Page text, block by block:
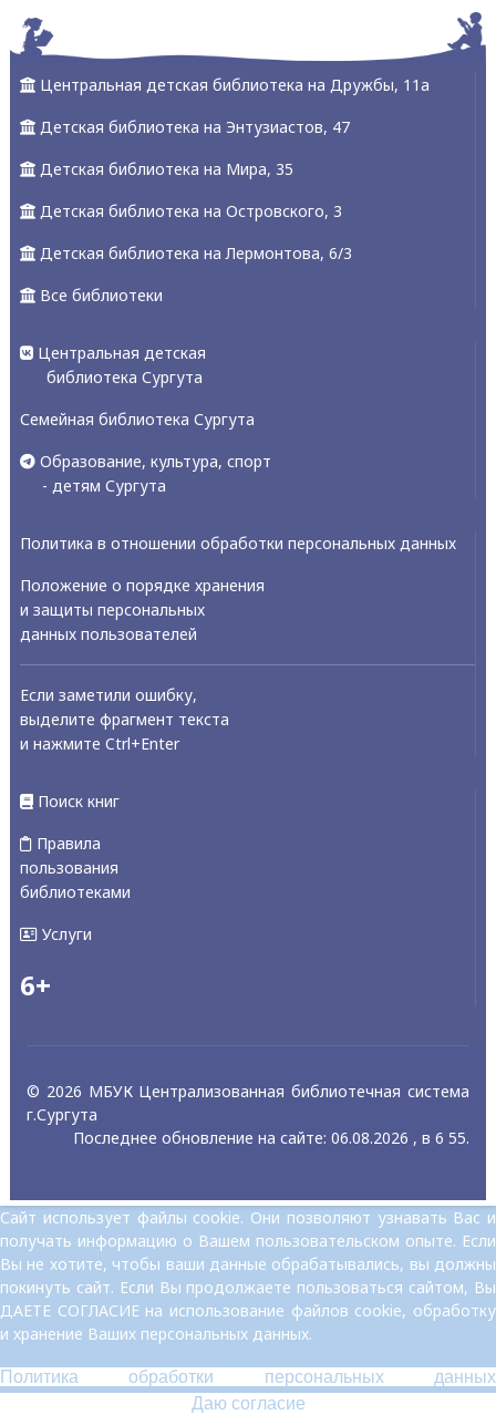
Центральная детская библиотека на Дружбы, 11а
Детская библиотека на Энтузиастов, 47
Детская библиотека на Мира, 35
Детская библиотека на Островского, 3
Детская библиотека на Лермонтова, 6/3
Все библиотеки
Центральная детская
библиотека Сургута
Семейная библиотека Сургута
Образование, культура, спорт
- детям Сургута
Политика в отношении обработки персональных данных
Положение о порядке хранения
и защиты персональных
данных пользователей
Если заметили ошибку,
выделите фрагмент текста
и нажмите Ctrl+Enter
Поиск книг
Правила
пользования
библиотеками
Услуги
6+
© 2026 МБУК Централизованная библиотечная система
г.Сургута
Последнее обновление на сайте: 06.08.2026 , в 6 55.
Сайт использует файлы cookie. Они позволяют узнавать Вас и
получать информацию о Вашем пользовательском опыте. Если
Вы не хотите, чтобы ваши данные обрабатывались, вы должны
покинуть сайт. Если Вы продолжаете пользоваться сайтом, Вы
ДАЕТЕ СОГЛАСИЕ на использование файлов cookie, обработку
и хранение Ваших персональных данных.
Политика обработки персональных данных
Даю согласие